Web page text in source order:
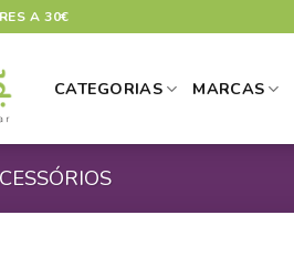
A 30€
CATEGORIAS MARCAS